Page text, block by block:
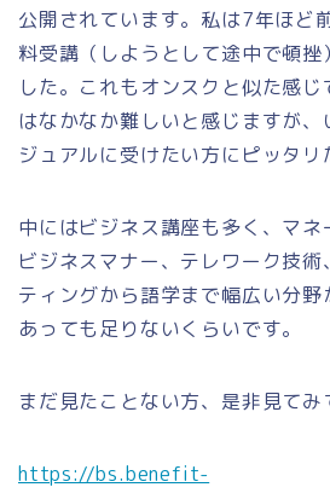
公開されています。私は7年ほど
料受講（しようとして途中で頓挫
した。これもオンスクと似た感
はなかなか難しいと感じますが、
ジュアルに受けたい方にピッタリ
中にはビジネス講座も多く、マ
ビジネスマナー、テレワーク技術
ティングから語学まで幅広い分野
あっても足りないくらいです。
まだ見たことない方、是非見てみ
https://bs.benefit-